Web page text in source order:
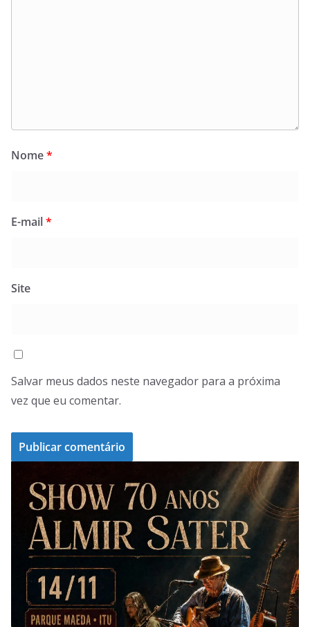
Nome*
E-mail*
Site
Salvar meus dados neste navegador para a próxima
vez que eu comentar.